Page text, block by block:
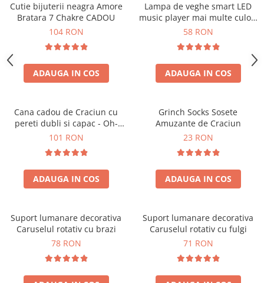
Cutie bijuterii neagra Amore
Bratara 7 Chakre CADOU
104 RON
ADAUGA IN COS
Lampa de veghe smart LED
music player mai multe culori
touch control handsfree
58 RON
ADAUGA IN COS
Cana cadou de Craciun cu
pereti dubli si capac - Oh-
Brad-frumos
101 RON
ADAUGA IN COS
Grinch Socks Sosete
Amuzante de Craciun
23 RON
ADAUGA IN COS
Suport lumanare decorativa
Caruselul rotativ cu brazi
78 RON
Suport lumanare decorativa
Caruselul rotativ cu fulgi
71 RON